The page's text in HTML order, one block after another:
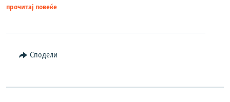
прочитај повеќе
Сподели